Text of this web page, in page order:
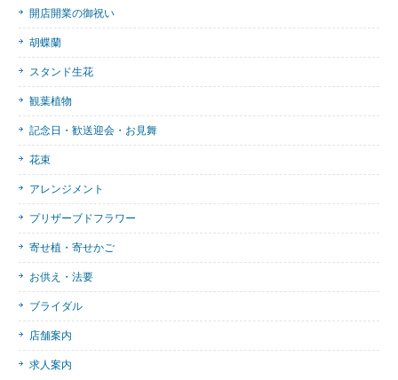
開店開業の御祝い
胡蝶蘭
スタンド生花
観葉植物
記念日・歓送迎会・お見舞
花束
アレンジメント
プリザーブドフラワー
寄せ植・寄せかご
お供え・法要
ブライダル
店舗案内
求人案内